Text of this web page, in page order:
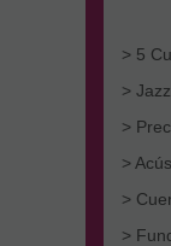
> 5
>
>
>
>
>